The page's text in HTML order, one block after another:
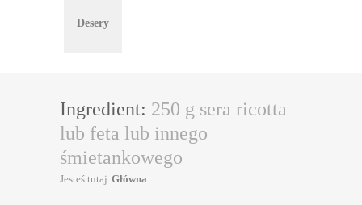
Desery
Ingredient: 250 g sera ricotta
lub feta lub innego
śmietankowego
Jesteś tutaj Główna